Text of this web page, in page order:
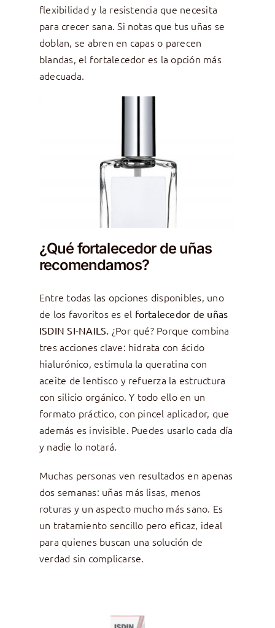
flexibilidad y la resistencia que necesita
para crecer sana. Si notas que tus uñas se
doblan, se abren en capas o parecen
blandas, el fortalecedor es la opción más
adecuada.
¿Qué fortalecedor de uñas
recomendamos?
Entre todas las opciones disponibles, uno
de los favoritos es el fortalecedor de uñas
ISDIN SI-NAILS. ¿Por qué? Porque combina
tres acciones clave: hidrata con ácido
hialurónico, estimula la queratina con
aceite de lentisco y refuerza la estructura
con silicio orgánico. Y todo ello en un
formato práctico, con pincel aplicador, que
además es invisible. Puedes usarlo cada día
y nadie lo notará.
Muchas personas ven resultados en apenas
dos semanas: uñas más lisas, menos
roturas y un aspecto mucho más sano. Es
un tratamiento sencillo pero eficaz, ideal
para quienes buscan una solución de
verdad sin complicarse.